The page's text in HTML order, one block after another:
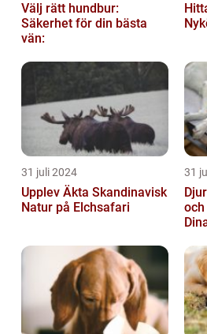
Välj rätt hundbur:
Säkerhet för din bästa
vän:
31 juli 2024
Upplev Äkta Skandinavisk
Natur på Elchsafari
31